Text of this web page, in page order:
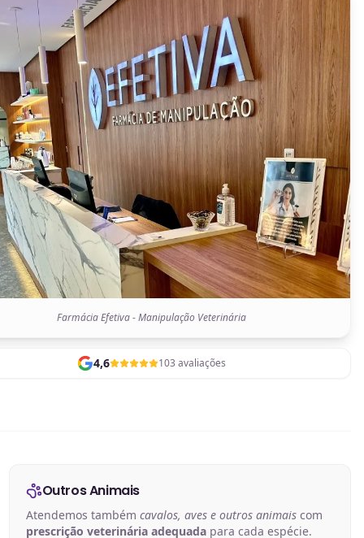
Farmácia Efetiva - Manipulação Veterinária
4,6 103 avaliações
Outros Animais
Atendemos também cavalos, aves e outros animaiscom
prescrição veterinária adequadapara cada espécie.